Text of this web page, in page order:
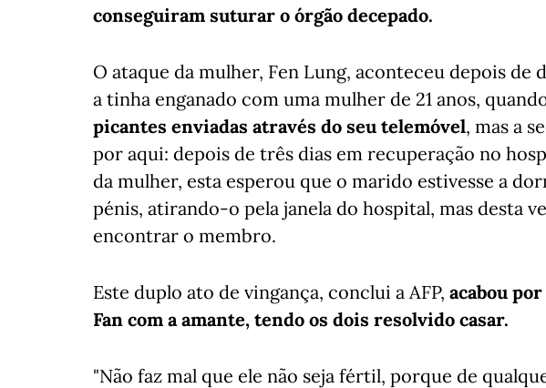
conseguiram suturar o órgão decepado.
O ataque da mulher, Fen Lung, aconteceu depois de
a tinha enganado com uma mulher de 21 anos,
picantes enviadas através do seu telemóvel, mas a
por aqui: depois de três dias em recuperação no
da mulher, esta esperou que o marido estivesse a
pénis, atirando-o pela janela do hospital, mas desta
encontrar o membro.
Este duplo ato de vingança, conclui a AFP, acabou
Fan com a amante, tendo os dois resolvido casar.
"Não faz mal que ele não seja fértil, porque de